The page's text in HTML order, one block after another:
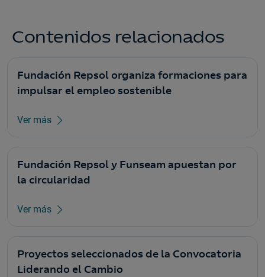
Contenidos relacionados
Fundación Repsol organiza formaciones para
impulsar el empleo sostenible
Ver más
Fundación Repsol y Funseam apuestan por
la circularidad
Ver más
Proyectos seleccionados de la Convocatoria
Liderando el Cambio